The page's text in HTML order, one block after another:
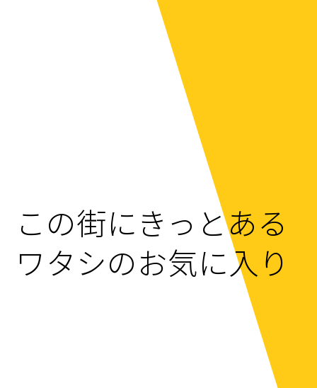
この街にきっとある
ワタシのお気に入り